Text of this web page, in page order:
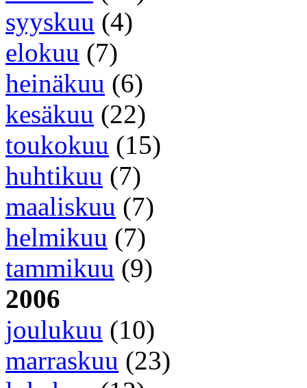
syyskuu (4)
elokuu (7)
heinäkuu (6)
kesäkuu (22)
toukokuu (15)
huhtikuu (7)
maaliskuu (7)
helmikuu (7)
tammikuu (9)
2006
joulukuu (10)
marraskuu (23)